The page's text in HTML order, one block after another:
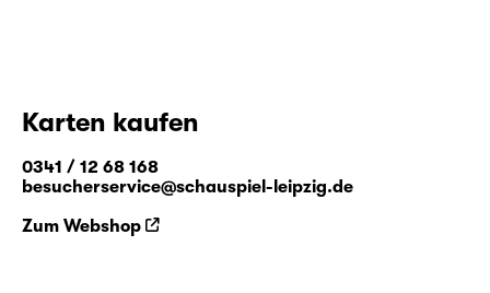
Karten kaufen
0341 / 12 68 168
besucherservice@schauspiel-leipzig.de
Zum Webshop